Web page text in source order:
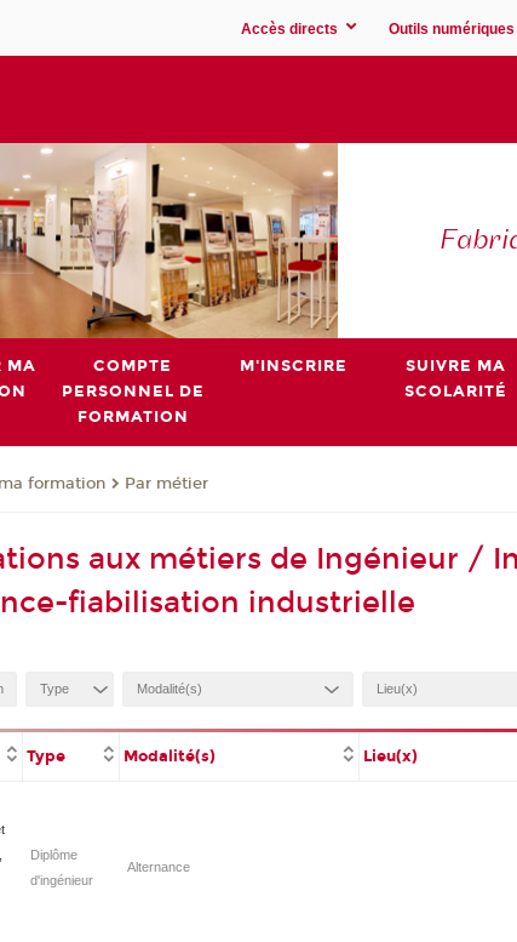
Accès directs Outils numériques
MA
COMPTE
PERSONNEL DE
FORMATION
M'INSCRIRE
SUIVRE MA
SCOLARITÉ
formation Par métier
aux métiers de Ingénieur /
fiabilisation industrielle
Type Modalité(s) Lieu(x)
Diplôme
d'ingénieur
Alternance